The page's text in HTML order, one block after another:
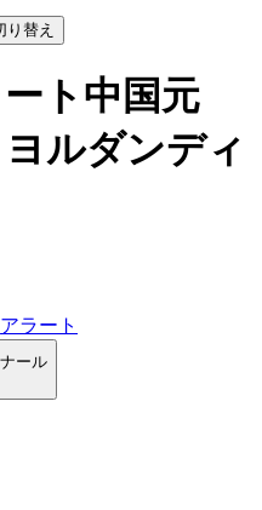
り替え
ト中国元
ヨルダンディ
アラート
ール